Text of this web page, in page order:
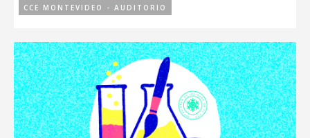
CCE MONTEVIDEO - AUDITORIO